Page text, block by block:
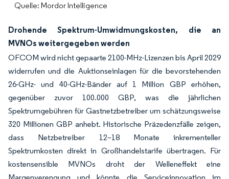
Quelle: Mordor Intelligence
Drohende Spektrum-Umwidmungskosten, die an
MVNOs weitergegeben werden
OFCOM wird nicht gepaarte 2100-MHz-Lizenzen bis April 2029
widerrufen und die Auktionseinlagen für die bevorstehenden
26-GHz- und 40-GHz-Bänder auf 1 Million GBP erhöhen,
gegenüber zuvor 100.000 GBP, was die jährlichen
Spektrumgebühren für Gastnetzbetreiber um schätzungsweise
320 Millionen GBP anhebt. Historische Präzedenzfälle zeigen,
dass Netzbetreiber 12–18 Monate inkrementeller
Spektrumkosten direkt in Großhandelstarife übertragen. Für
kostensensible MVNOs droht der Welleneffekt eine